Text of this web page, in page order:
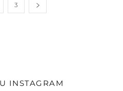
3
INSTAGRAM